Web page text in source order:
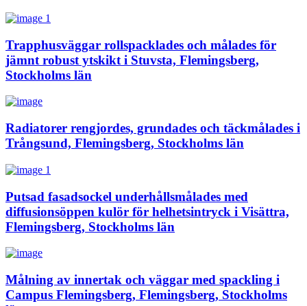
Trapphusväggar rollspacklades och målades för
jämnt robust ytskikt i Stuvsta, Flemingsberg,
Stockholms län
Radiatorer rengjordes, grundades och täckmålades i
Trångsund, Flemingsberg, Stockholms län
Putsad fasadsockel underhållsmålades med
diffusionsöppen kulör för helhetsintryck i Visättra,
Flemingsberg, Stockholms län
Målning av innertak och väggar med spackling i
Campus Flemingsberg, Flemingsberg, Stockholms